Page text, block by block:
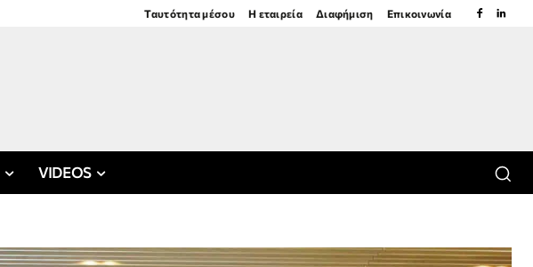
Ταυτότητα μέσου Η εταιρεία Διαφήμιση Επικοινωνία
VIDEOS